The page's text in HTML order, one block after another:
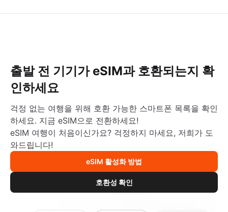
출발 전 기기가 eSIM과 호환되는지 확
인하세요
걱정 없는 여행을 위해 호환 가능한 스마트폰 목록을 확인
하세요. 지금 eSIM으로 전환하세요!
eSIM 여행이 처음이신가요? 걱정하지 마세요, 저희가 도
와드립니다!
eSIM 활성화 방법
호환성 확인